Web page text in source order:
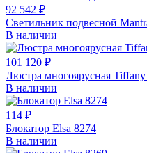
92 542 ₽
Светильник подвесной
В наличии
101 120 ₽
Люстра многоярусная
В наличии
114 ₽
Блокатор Elsa 8274
В наличии